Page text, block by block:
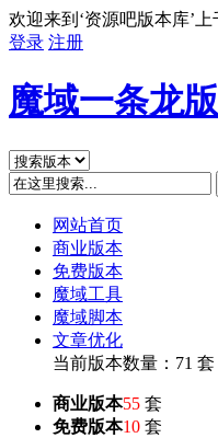
欢迎来到‘资源吧版本库’
登录 注册
魔域一条龙
网站首页
商业版本
免费版本
魔域工具
魔域脚本
文章优化
当前版本数量：71 套
商业版本55 套
免费版本10 套